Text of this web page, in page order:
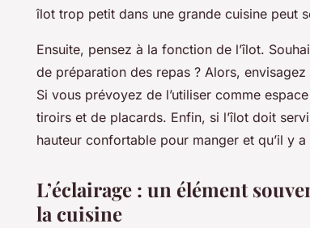
îlot trop petit dans une grande cuisine peut
Ensuite, pensez à la fonction de l’îlot.
de préparation des repas ? Alors,
Si vous prévoyez de l’utiliser comme
tiroirs et de placards. Enfin, si l’îlot doit
hauteur confortable pour manger et qu’il y
L’éclairage : un élément
la cuisine